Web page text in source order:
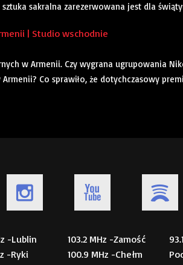
sakralna zarezerwowana jest dla
| Studio wschodnie
w Armenii. Czy wygrana ugrupowania
Co sprawiło, że dotychczasowy
-Lublin
-Ryki
103.2 MHz -Zamość
100.9 MHz -Chełm